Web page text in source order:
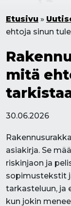
Etusivu »
ehtoja sinun
mitä
30.06.2026
asiakirja. Se
riskinjaon ja
sopimustekstit
tarkasteluun, ja
kun jokin